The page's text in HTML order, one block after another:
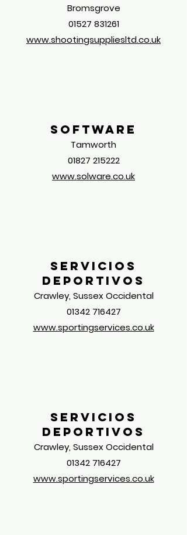
Bromsgrove
01527 831261
www.shootingsuppliesltd.co.uk
software
Tamworth
01827 215222
www.solware.co.uk
Servicios
deportivos
Crawley, Sussex Occidental
01342 716427
www.sportingservices.co.uk
Servicios
deportivos
Crawley, Sussex Occidental
01342 716427
www.sportingservices.co.uk